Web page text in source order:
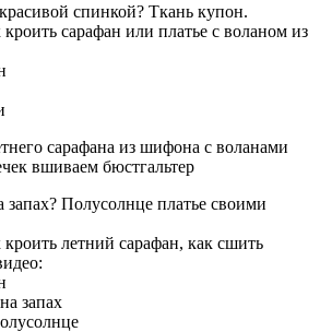
спинкой? Ткань купон.
сарафан или платье с воланом из
сарафана из шифона с воланами
вшиваем бюстгальтер
Полусолнце платье своими
летний сарафан, как сшить
запах